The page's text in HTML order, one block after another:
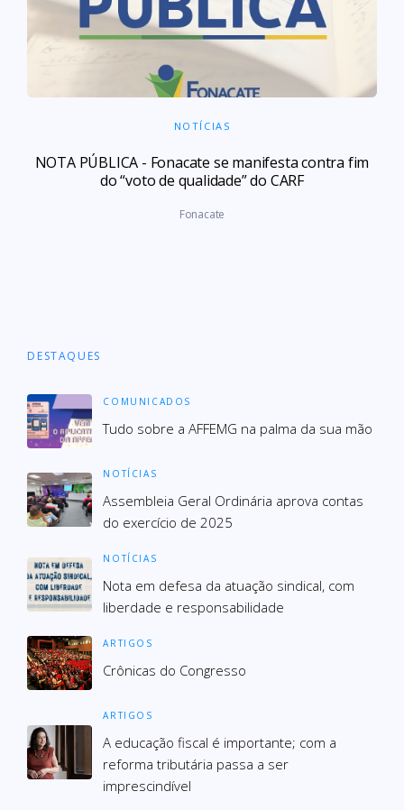
NOTÍCIAS
NOTA PÚBLICA - Fonacate se manifesta contra fim
do “voto de qualidade” do CARF
Fonacate
DESTAQUES
COMUNICADOS
Tudo sobre a AFFEMG na palma da sua mão
NOTÍCIAS
Assembleia Geral Ordinária aprova contas
do exercício de 2025
NOTÍCIAS
Nota em defesa da atuação sindical, com
liberdade e responsabilidade
ARTIGOS
Crônicas do Congresso
ARTIGOS
A educação fiscal é importante; com a
reforma tributária passa a ser
imprescindível